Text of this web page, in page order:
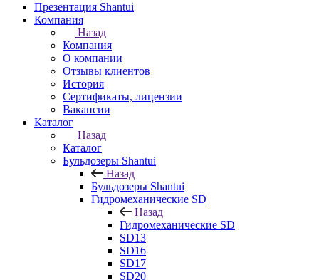
Презентация Shantui
Компания
Назад
Компания
О компании
Отзывы клиентов
История
Сертификаты, лицензии
Вакансии
Каталог
Назад
Каталог
Бульдозеры Shantui
Назад
Бульдозеры Shantui
Гидромеханические SD
Назад
Гидромеханические SD
SD13
SD16
SD17
SD20